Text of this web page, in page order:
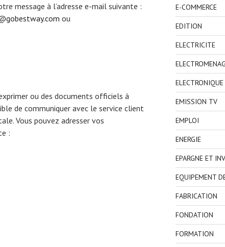
message à l’adresse e-mail suivante :
ou
ou des documents officiels à
de communiquer avec le service client
Vous pouvez adresser vos
:
E-COMMERCE
EDITION
ELECTRICITE
EMISSION TV
EMPLOI
ENERGIE
EPARGNE ET
EQUIPEMENT
FABRICATION
FONDATION
FORMATION